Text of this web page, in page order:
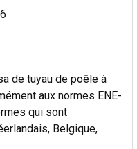
de tuyau de poêle à
aux normes ENE-
qui sont
Belgique,